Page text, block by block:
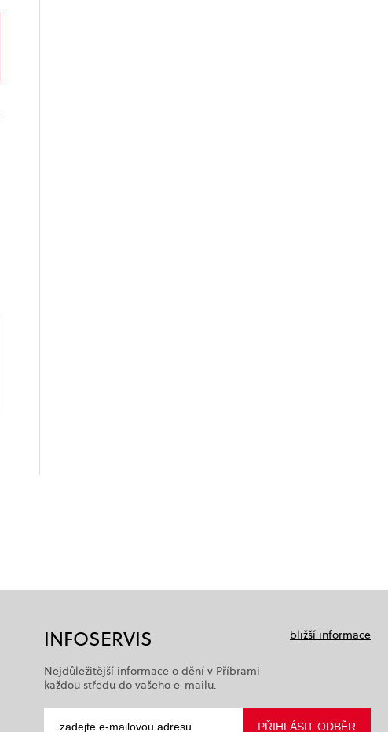
INFOSERVIS bližší informace
Nejdůležitější informace o dění v Příbrami
každou středu do vašeho e-mailu.